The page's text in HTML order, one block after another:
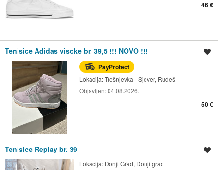
46 €
Tenisice Adidas visoke br. 39,5 !!! NOVO !!!
PayProtect
Lokacija:Trešnjevka - Sjever, Rudeš
Objavljen:04.08.2026.
50 €
Tenisice Replay br. 39
Lokacija: Donji Grad, Donji grad